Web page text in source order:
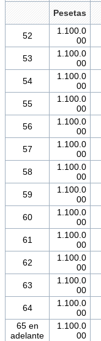
Pesetas
52
1.100.0
00
53
1.100.0
00
54
1.100.0
00
55
1.100.0
00
56
1.100.0
00
57
1.100.0
00
58
1.100.0
00
59
1.100.0
00
60
1.100.0
00
61
1.100.0
00
62
1.100.0
00
63
1.100.0
00
64
1.100.0
00
65 en
adelante
1.100.0
00